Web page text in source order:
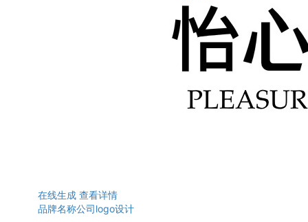
在线生成 查看详情
品牌名称公司logo设计